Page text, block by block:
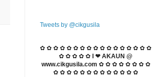
Tweets by @cikgusila
✿ ✿ ✿ ✿ ✿ ✿ ✿ ✿ ✿ ✿ ✿ ✿ ✿ ✿ ✿ ✿ ✿
✿ ✿ ✿ ✿ ✿
I ❤ AKAUN @
www.cikgusila.com ✿ ✿ ✿ ✿ ✿ ✿ ✿ ✿
✿ ✿ ✿ ✿ ✿ ✿ ✿ ✿ ✿ ✿ ✿ ✿ ✿